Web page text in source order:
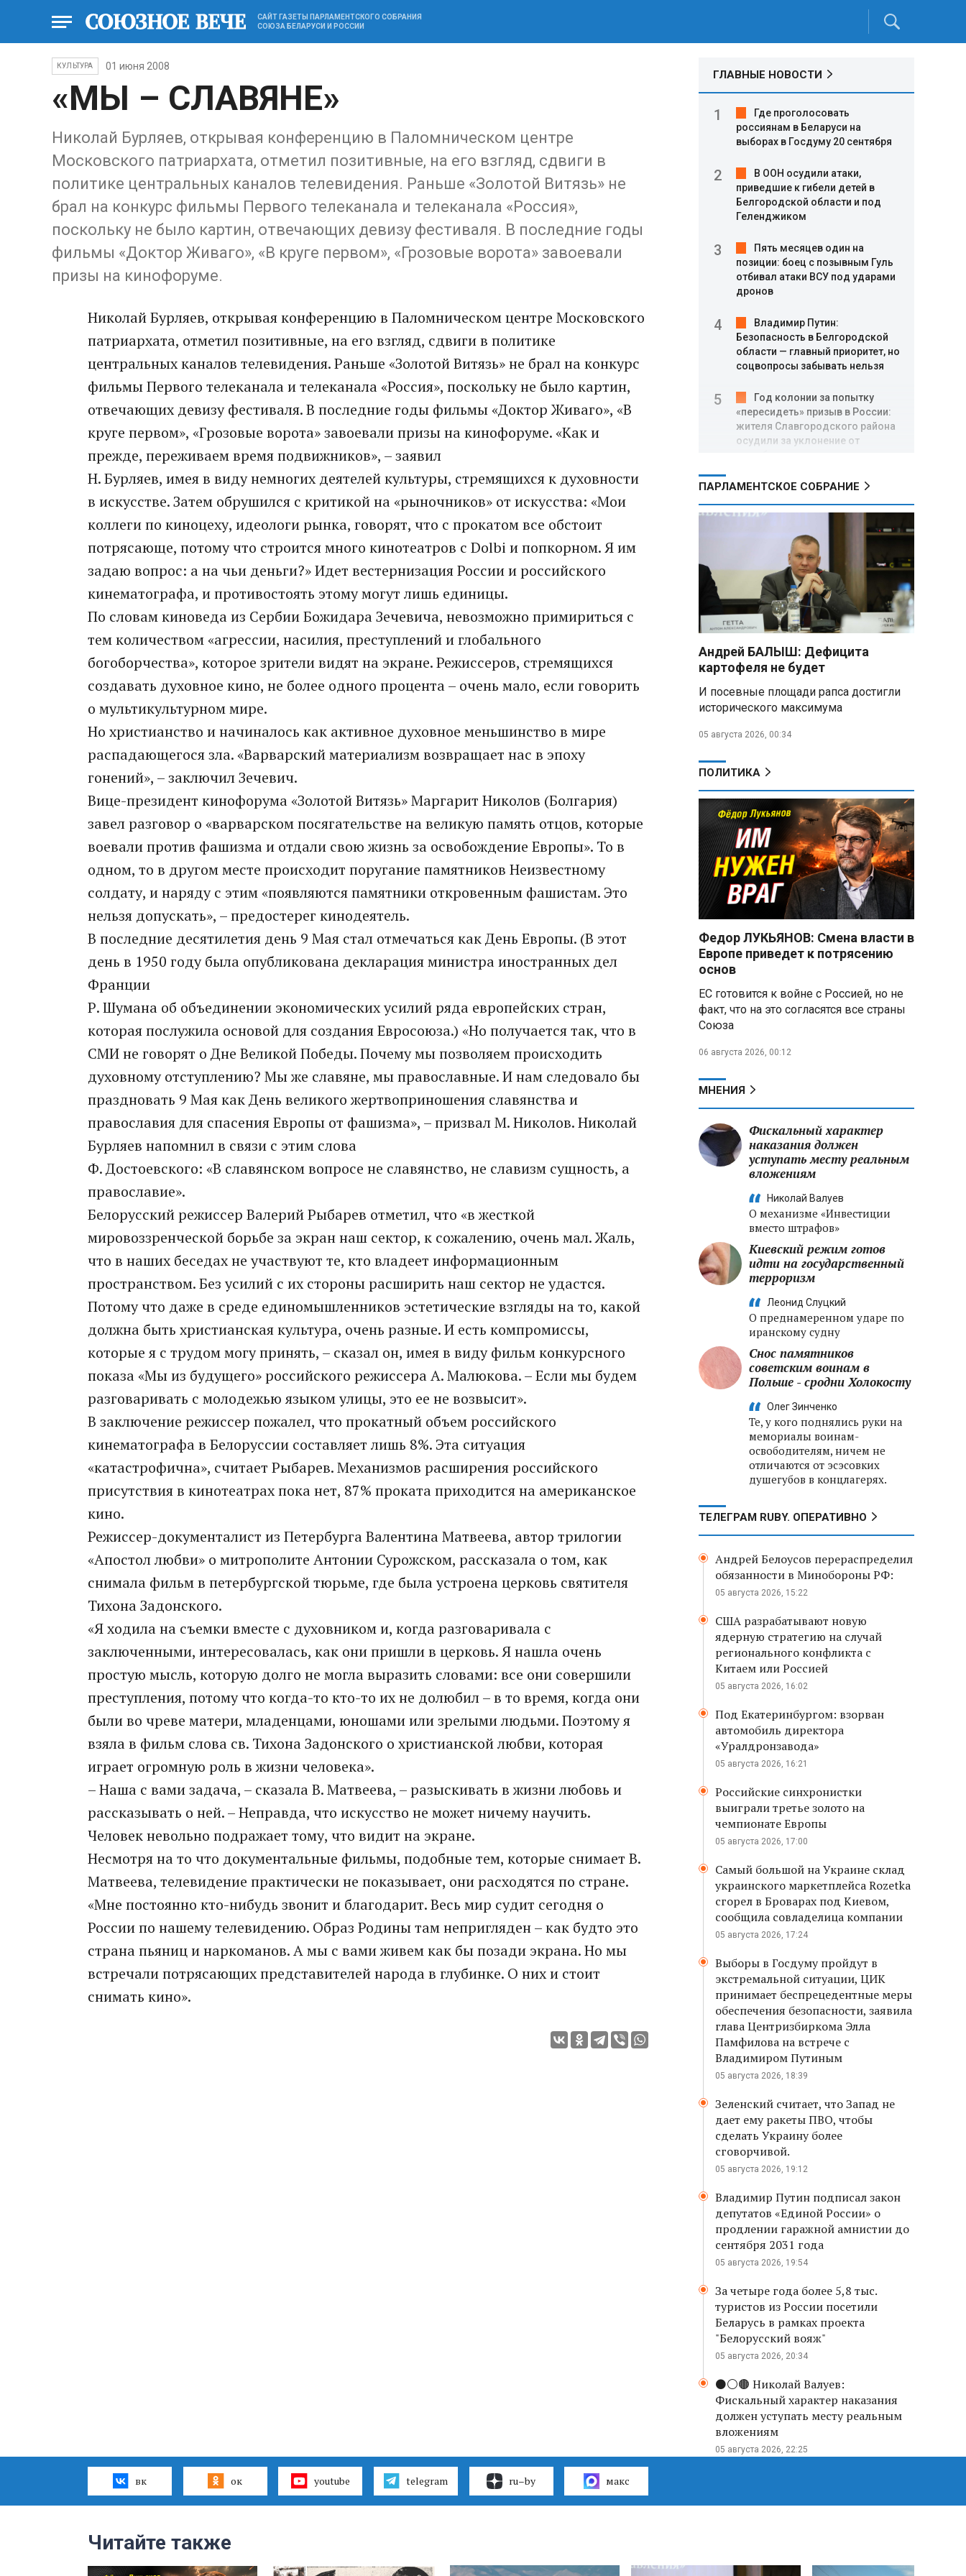
САЙТ ГАЗЕТЫ ПАРЛАМЕНТСКОГО СОБРАНИЯ
СОЮЗА БЕЛАРУСИ И РОССИИ
КУЛЬТУРА 01 июня 2008
«МЫ – СЛАВЯНЕ»
Николай Бурляев, открывая конференцию в Паломническом центре
Московского патриархата, отметил позитивные, на его взгляд, сдвиги в
политике центральных каналов телевидения. Раньше «Золотой Витязь» не
брал на конкурс фильмы Первого телеканала и телеканала «Россия»,
поскольку не было картин, отвечающих девизу фестиваля. В последние годы
фильмы «Доктор Живаго», «В круге первом», «Грозовые ворота» завоевали
призы на кинофоруме.
Николай Бурляев, открывая конференцию в Паломническом центре Московского
патриархата, отметил позитивные, на его взгляд, сдвиги в политике
центральных каналов телевидения. Раньше «Золотой Витязь» не брал на конкурс
фильмы Первого телеканала и телеканала «Россия», поскольку не было картин,
отвечающих девизу фестиваля. В последние годы фильмы «Доктор Живаго», «В
круге первом», «Грозовые ворота» завоевали призы на кинофоруме. «Как и
прежде, переживаем время подвижников», – заявил
Н. Бурляев, имея в виду немногих деятелей культуры, стремящихся к духовности
в искусстве. Затем обрушился с критикой на «рыночников» от искусства: «Мои
коллеги по киноцеху, идеологи рынка, говорят, что с прокатом все обстоит
потрясающе, потому что строится много кинотеатров с Dolbi и попкорном. Я им
задаю вопрос: а на чьи деньги?» Идет вестернизация России и российского
кинематографа, и противостоять этому могут лишь единицы.
По словам киноведа из Сербии Божидара Зечевича, невозможно примириться с
тем количеством «агрессии, насилия, преступлений и глобального
богоборчества», которое зрители видят на экране. Режиссеров, стремящихся
создавать духовное кино, не более одного процента – очень мало, если говорить
о мультикультурном мире.
Но христианство и начиналось как активное духовное меньшинство в мире
распадающегося зла. «Варварский материализм возвращает нас в эпоху
гонений», – заключил Зечевич.
Вице-президент кинофорума «Золотой Витязь» Маргарит Николов (Болгария)
завел разговор о «варварском посягательстве на великую память отцов, которые
воевали против фашизма и отдали свою жизнь за освобождение Европы». То в
одном, то в другом месте происходит поругание памятников Неизвестному
солдату, и наряду с этим «появляются памятники откровенным фашистам. Это
нельзя допускать», – предостерег кинодеятель.
В последние десятилетия день 9 Мая стал отмечаться как День Европы. (В этот
день в 1950 году была опубликована декларация министра иностранных дел
Франции
Р. Шумана об объединении экономических усилий ряда европейских стран,
которая послужила основой для создания Евросоюза.) «Но получается так, что в
СМИ не говорят о Дне Великой Победы. Почему мы позволяем происходить
духовному отступлению? Мы же славяне, мы православные. И нам следовало бы
праздновать 9 Мая как День великого жертвоприношения славянства и
православия для спасения Европы от фашизма», – призвал М. Николов. Николай
Бурляев напомнил в связи с этим слова
Ф. Достоевского: «В славянском вопросе не славянство, не славизм сущность, а
православие».
Белорусский режиссер Валерий Рыбарев отметил, что «в жесткой
мировоззренческой борьбе за экран наш сектор, к сожалению, очень мал. Жаль,
что в наших беседах не участвуют те, кто владеет информационным
пространством. Без усилий с их стороны расширить наш сектор не удастся.
Потому что даже в среде единомышленников эстетические взгляды на то, какой
должна быть христианская культура, очень разные. И есть компромиссы,
которые я с трудом могу принять, – сказал он, имея в виду фильм конкурсного
показа «Мы из будущего» российского режиссера А. Малюкова. – Если мы будем
разговаривать с молодежью языком улицы, это ее не возвысит».
В заключение режиссер пожалел, что прокатный объем российского
кинематографа в Белоруссии составляет лишь 8%. Эта ситуация
«катастрофична», считает Рыбарев. Механизмов расширения российского
присутствия в кинотеатрах пока нет, 87% проката приходится на американское
кино.
Режиссер-документалист из Петербурга Валентина Матвеева, автор трилогии
«Апостол любви» о митрополите Антонии Сурожском, рассказала о том, как
снимала фильм в петербургской тюрьме, где была устроена церковь святителя
Тихона Задонского.
«Я ходила на съемки вместе с духовником и, когда разговаривала с
заключенными, интересовалась, как они пришли в церковь. Я нашла очень
простую мысль, которую долго не могла выразить словами: все они совершили
преступления, потому что когда-то кто-то их не долюбил – в то время, когда они
были во чреве матери, младенцами, юношами или зрелыми людьми. Поэтому я
взяла в фильм слова св. Тихона Задонского о христианской любви, которая
играет огромную роль в жизни человека».
– Наша с вами задача, – сказала В. Матвеева, – разыскивать в жизни любовь и
рассказывать о ней. – Неправда, что искусство не может ничему научить.
Человек невольно подражает тому, что видит на экране.
Несмотря на то что документальные фильмы, подобные тем, которые снимает В.
Матвеева, телевидение практически не показывает, они расходятся по стране.
«Мне постоянно кто-нибудь звонит и благодарит. Весь мир судит сегодня о
России по нашему телевидению. Образ Родины там непригляден – как будто это
страна пьяниц и наркоманов. А мы с вами живем как бы позади экрана. Но мы
встречали потрясающих представителей народа в глубинке. О них и стоит
снимать кино».
ГЛАВНЫЕ НОВОСТИ
Где проголосовать
россиянам в Беларуси на
выборах в Госдуму 20 сентября
В ООН осудили атаки,
приведшие к гибели детей в
Белгородской области и под
Геленджиком
Пять месяцев один на
позиции: боец с позывным Гуль
отбивал атаки ВСУ под ударами
дронов
Владимир Путин:
Безопасность в Белгородской
области — главный приоритет, но
соцвопросы забывать нельзя
Год колонии за попытку
«пересидеть» призыв в России:
жителя Славгородского района
осудили за уклонение от
В Свердловской области
производителя дронов «Упырь»
Российские пловцы
выиграли все золотые медали
первого дня Кубка мира по
зимнему плаванию
Александр Новак:
Независимые АЗС начнут
снабжать топливом через
региональных операторов
Беларусь и Россия
усиливают сотрудничество по
развития
Минобороны РФ:
Рыжевка
Строительство крупнейшего
логцентра Wildberries в
Беларуси идет с опережением
графика
Вячеслав Володин:
Противодействие
мошенничеству и миграционная
политика — приоритеты работы
Госдумы
Владимир Путин запросил у
военного командования оценки
крупные кадровые
Минобороны РФ: новые
военно-строительные
подразделения будут возводить
стране
ПАРЛАМЕНТСКОЕ СОБРАНИЕ
Андрей БАЛЫШ: Дефицита
картофеля не будет
И посевные площади рапса достигли
исторического максимума
05 августа 2026, 00:34
ПОЛИТИКА
Федор ЛУКЬЯНОВ: Смена власти в
Европе приведет к потрясению
основ
ЕС готовится к войне с Россией, но не
факт, что на это согласятся все страны
Союза
06 августа 2026, 00:12
МНЕНИЯ
Фискальный характер
наказания должен
уступать месту реальным
вложениям
Николай Валуев
О механизме «Инвестиции
вместо штрафов»
Киевский режим готов
идти на государственный
терроризм
Леонид Слуцкий
О преднамеренном ударе по
иранскому судну
Снос памятников
советским воинам в
Польше - сродни Холокосту
Олег Зинченко
Те, у кого поднялись руки на
мемориалы воинам-
освободителям, ничем не
отличаются от эсэсовких
душегубов в концлагерях.
ТЕЛЕГРАМ RUBY. ОПЕРАТИВНО
Андрей Белоусов перераспределил
обязанности в Минобороны РФ:
05 августа 2026, 15:22
США разрабатывают новую
ядерную стратегию на случай
регионального конфликта с
Китаем или Россией
05 августа 2026, 16:02
Под Екатеринбургом: взорван
автомобиль директора
«Уралдронзавода»
05 августа 2026, 16:21
Российские синхронистки
выиграли третье золото на
чемпионате Европы
05 августа 2026, 17:00
Самый большой на Украине склад
украинского маркетплейса Rozetka
сгорел в Броварах под Киевом,
сообщила совладелица компании
05 августа 2026, 17:24
Выборы в Госдуму пройдут в
экстремальной ситуации, ЦИК
принимает беспрецедентные меры
обеспечения безопасности, заявила
глава Центризбиркома Элла
Памфилова на встрече с
Владимиром Путиным
05 августа 2026, 18:39
Зеленский считает, что Запад не
дает ему ракеты ПВО, чтобы
сделать Украину более
сговорчивой.
05 августа 2026, 19:12
Владимир Путин подписал закон
депутатов «Единой России» о
продлении гаражной амнистии до
сентября 2031 года
05 августа 2026, 19:54
За четыре года более 5,8 тыс.
туристов из России посетили
Беларусь в рамках проекта
"Белорусский вояж"
05 августа 2026, 20:34
⚫️⚪️🟤 Николай Валуев:
Фискальный характер наказания
должен уступать месту реальным
вложениям
05 августа 2026, 22:25
вк ок youtube telegram ru–by макс
Читайте также